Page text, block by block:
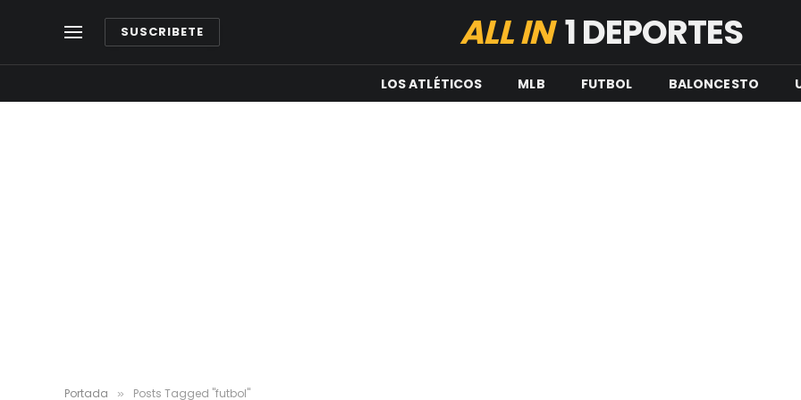
SUSCRIBETE ALL IN1 DEPORTES
LOS ATLÉTICOS MLB FUTBOL BALONCESTO
Portada » Posts Tagged "futbol"